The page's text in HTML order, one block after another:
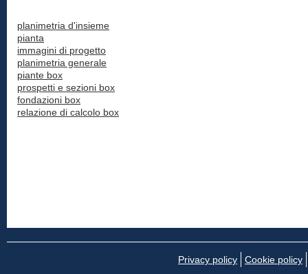
planimetria d'insieme
pianta
immagini di progetto
planimetria generale
piante box
prospetti e sezioni box
fondazioni box
relazione di calcolo box
Privacy policy Cookie policy